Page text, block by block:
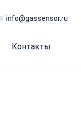
info@gassensor.ru
Контакты